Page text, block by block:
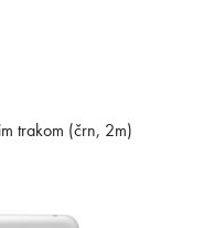
trakom (črn, 2m)